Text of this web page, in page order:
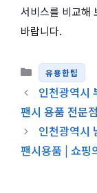
서비스를 비교해
바랍니다.
카테고리
유용한팁
인천광역시
팬시 용품 전문
인천광역시
팬시용품 | 쇼핑